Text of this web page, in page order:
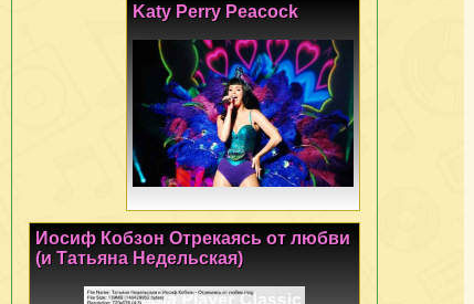
Katy Perry Peacock
Иосиф Кобзон Отрекаясь от любви
(и Татьяна Недельская)